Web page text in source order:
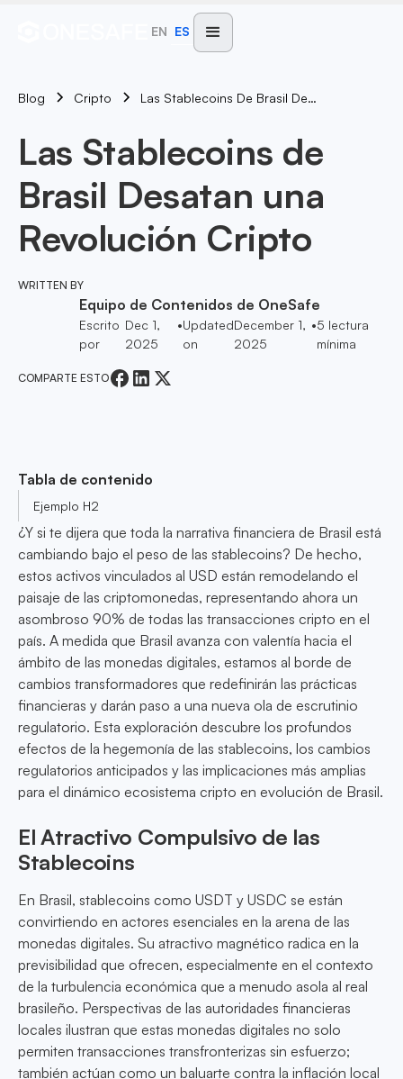
EN ES
Blog Cripto Las Stablecoins De Brasil Desatan Una Revolución Cripto
Las Stablecoins de
Brasil Desatan una
Revolución Cripto
WRITTEN BY
Equipo de Contenidos de OneSafe
Escrito
por
Dec 1,
2025
•Updated
on
December 1,
2025
•5 lectura
mínima
COMPARTE ESTO
Tabla de contenido
Ejemplo H2
¿Y si te dijera que toda la narrativa financiera de Brasil está
cambiando bajo el peso de las stablecoins? De hecho,
estos activos vinculados al USD están remodelando el
paisaje de las criptomonedas, representando ahora un
asombroso 90% de todas las transacciones cripto en el
país. A medida que Brasil avanza con valentía hacia el
ámbito de las monedas digitales, estamos al borde de
cambios transformadores que redefinirán las prácticas
financieras y darán paso a una nueva ola de escrutinio
regulatorio. Esta exploración descubre los profundos
efectos de la hegemonía de las stablecoins, los cambios
regulatorios anticipados y las implicaciones más amplias
para el dinámico ecosistema cripto en evolución de Brasil.
El Atractivo Compulsivo de las
Stablecoins
En Brasil, stablecoins como USDT y USDC se están
convirtiendo en actores esenciales en la arena de las
monedas digitales. Su atractivo magnético radica en la
previsibilidad que ofrecen, especialmente en el contexto
de la turbulencia económica que a menudo asola al real
brasileño. Perspectivas de las autoridades financieras
locales ilustran que estas monedas digitales no solo
permiten transacciones transfronterizas sin esfuerzo;
también actúan como un baluarte contra la inflación local